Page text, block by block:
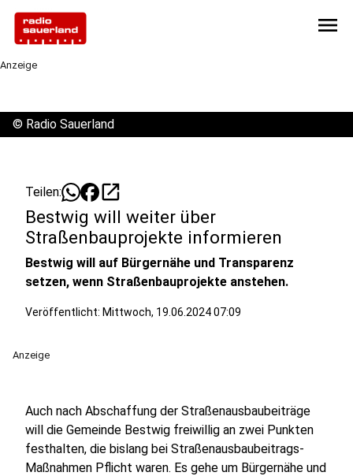
menu
Anzeige
© Radio Sauerland
Teilen: open_in_new
Bestwig will weiter über
Straßenbauprojekte informieren
Bestwig will auf Bürgernähe und Transparenz
setzen, wenn Straßenbauprojekte anstehen.
Veröffentlicht: Mittwoch, 19.06.2024 07:09
Anzeige
Auch nach Abschaffung der Straßenausbaubeiträge
will die Gemeinde Bestwig freiwillig an zwei Punkten
festhalten, die bislang bei Straßenausbaubeitrags-
Maßnahmen Pflicht waren. Es gehe um Bürgernähe und